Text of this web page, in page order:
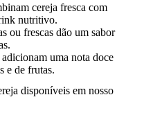
cereja fresca com
nutritivo.
ou frescas dão um sabor
adicionam uma nota doce
e de frutas.
disponíveis em nosso